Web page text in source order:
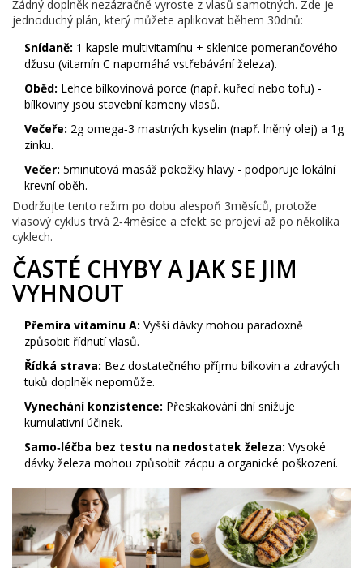
Žádný doplněk nezázračně vyroste z vlasů samotných. Zde je
jednoduchý plán, který můžete aplikovat během 30dnů:
Snídaně: 1 kapsle multivitamínu + sklenice pomerančového
džusu (vitamín C napomáhá vstřebávání železa).
Oběd: Lehce bílkovinová porce (např. kuřecí nebo tofu) -
bílkoviny jsou stavební kameny vlasů.
Večeře: 2g omega‑3 mastných kyselin (např. lněný olej) a 1g
zinku.
Večer: 5minutová masáž pokožky hlavy - podporuje lokální
krevní oběh.
Dodržujte tento režim po dobu alespoň 3měsíců, protože
vlasový cyklus trvá 2‑4měsíce a efekt se projeví až po několika
cyklech.
ČASTÉ CHYBY A JAK SE JIM
VYHNOUT
Přemíra vitamínu A: Vyšší dávky mohou paradoxně
způsobit řídnutí vlasů.
Řídká strava: Bez dostatečného příjmu bílkovin a zdravých
tuků doplněk nepomůže.
Vynechání konzistence: Přeskakování dní snižuje
kumulativní účinek.
Samo‑léčba bez testu na nedostatek železa: Vysoké
dávky železa mohou způsobit zácpu a organické poškození.